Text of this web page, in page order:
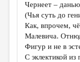
Чернеет –
(Чья суть до
Как, впрочем,
Малевича.
Фигур и не в
С эклектикой из